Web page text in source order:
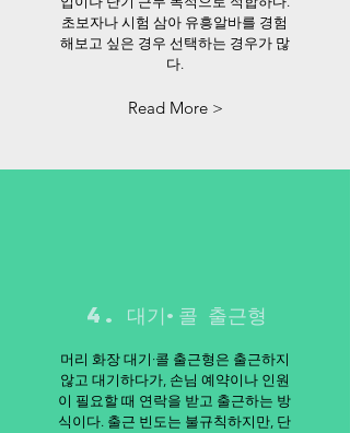
초보자나 시험 삼아 유흥알바를 경험
해보고 싶은 경우 선택하는 경우가 많
다.
Read More >
4. 대기·콜 출근형
머리 화장 대기·콜 출근형은 출근하지
않고 대기하다가, 손님 예약이나 인원
이 필요할 때 연락을 받고 출근하는 방
식이다. 출근 빈도는 불규칙하지만, 단